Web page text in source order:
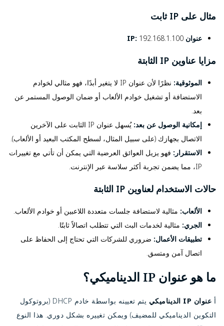
مثال على IP ثابت
عنوان IP: 192.168.1.100
مزايا عناوين IP الثابتة
الموثوقية:
نظرًا لأن عنوان IP لا يتغير أبدًا، فهو مثالي لخوادم
الاستضافة أو تشغيل خوادم الألعاب أو ضمان الوصول المستمر عن
بعد.
إمكانية الوصول عن بعد:
يُسهل عنوان IP الثابت على الآخرين
الاتصال بجهازك (على سبيل المثال، لسطح المكتب البعيد أو الألعاب).
الاستقرار: فهو يزيل العوائق العرضية التي يمكن أن تأتي مع تغييرات
IP، مما يضمن تجربة أكثر سلاسة عبر الإنترنت.
حالات الاستخدام لعناوين IP الثابتة
الألعاب: مثالية لاستضافة جلسات متعددة اللاعبين أو خوادم الألعاب.
الجري: مثالية لخدمات البث التي تتطلب اتصالاً ثابتًا.
تطبيقات الأعمال: ضروري للشركات التي تحتاج إلى الحفاظ على
اتصال آمن ومتسق.
ما هو عنوان IP الديناميكي؟
أ عنوان IP الديناميكي
يتم تعيينه بواسطة خادم DHCP (بروتوكول
التكوين الديناميكي للمضيف) ويمكن تغييره بشكل دوري. هذا النوع